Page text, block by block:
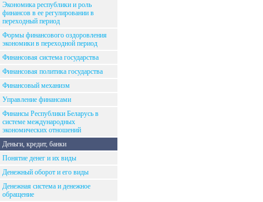
Экономика республики и роль
финансов в ее регулировании в
переходный период
Формы финансового оздоровления
экономики в переходной период
Финансовая система государства
Финансовая политика государства
Финансовый механизм
Управление финансами
Финансы Республики Беларусь в
системе международных
экономических отношений
Деньги, кредит, банки
Понятие денег и их виды
Денежный оборот и его виды
Денежная система и денежное
обращение